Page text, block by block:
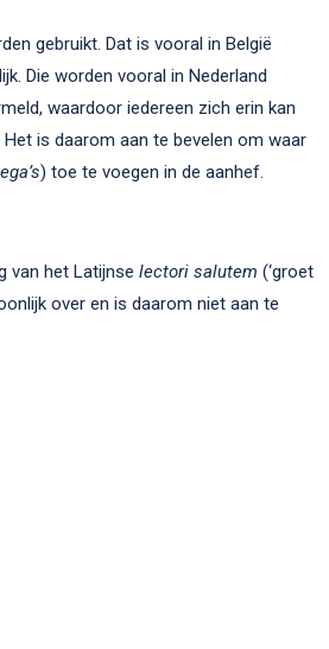
gebruikt. Dat is vooral in België
Die worden vooral in Nederland
waardoor iedereen zich erin kan
is daarom aan te bevelen om waar
) toe te voegen in de aanhef.
van het Latijnse lectori salutem (‘groet
over en is daarom niet aan te